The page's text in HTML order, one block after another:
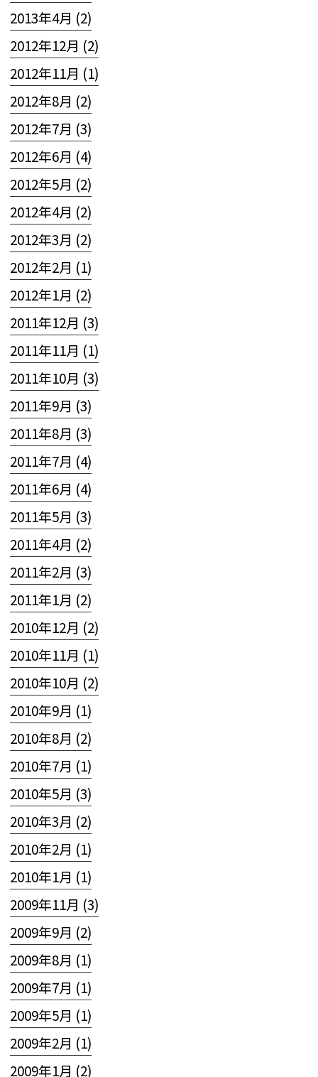
2013年4月 (2)
2012年12月 (2)
2012年11月 (1)
2012年8月 (2)
2012年7月 (3)
2012年6月 (4)
2012年5月 (2)
2012年4月 (2)
2012年3月 (2)
2012年2月 (1)
2012年1月 (2)
2011年12月 (3)
2011年11月 (1)
2011年10月 (3)
2011年9月 (3)
2011年8月 (3)
2011年7月 (4)
2011年6月 (4)
2011年5月 (3)
2011年4月 (2)
2011年2月 (3)
2011年1月 (2)
2010年12月 (2)
2010年11月 (1)
2010年10月 (2)
2010年9月 (1)
2010年8月 (2)
2010年7月 (1)
2010年5月 (3)
2010年3月 (2)
2010年2月 (1)
2010年1月 (1)
2009年11月 (3)
2009年9月 (2)
2009年8月 (1)
2009年7月 (1)
2009年5月 (1)
2009年2月 (1)
2009年1月 (2)